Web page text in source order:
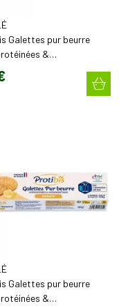
Galettes pur beurre
&
Cacao (x16)
Galettes pur beurre
&